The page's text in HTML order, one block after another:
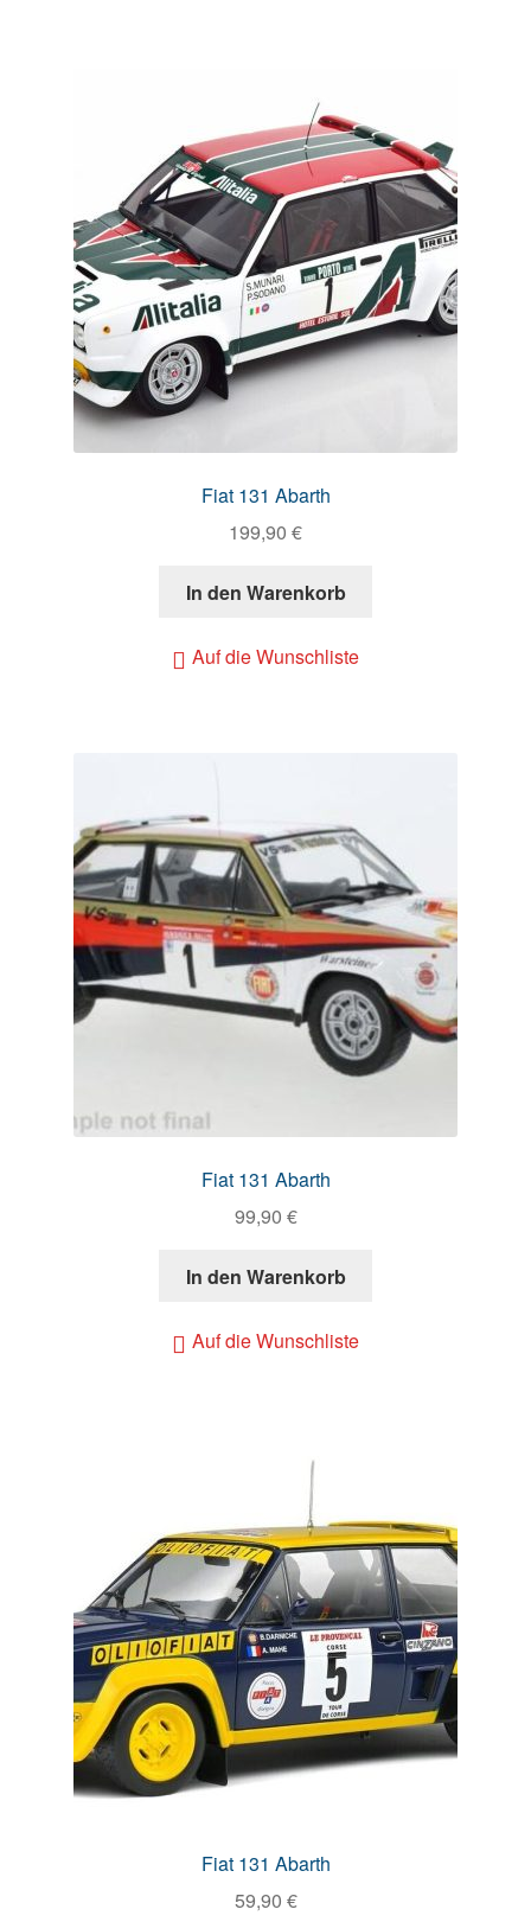
Fiat 131 Abarth
199,90 €
In den Warenkorb
Auf die Wunschliste
Fiat 131 Abarth
99,90 €
In den Warenkorb
Auf die Wunschliste
Fiat 131 Abarth
59,90 €